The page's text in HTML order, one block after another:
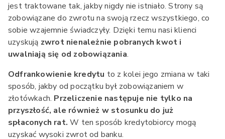
jest traktowane tak, jakby nigdy nie istniało. Strony są
zobowiązane do zwrotu na swoją rzecz wszystkiego, co
sobie wzajemnie świadczyły. Dzięki temu nasi klienci
uzyskują zwrot nienależnie pobranych kwot i
uwalniają się od zobowiązania.
Odfrankowienie kredytu to z kolei jego zmiana w taki
sposób, jakby od początku był zobowiązaniem w
złotówkach. Przeliczenie następuje nie tylko na
przyszłość, ale również w stosunku do już
spłaconych rat. W ten sposób kredytobiorcy mogą
uzyskać wysoki zwrot od banku.